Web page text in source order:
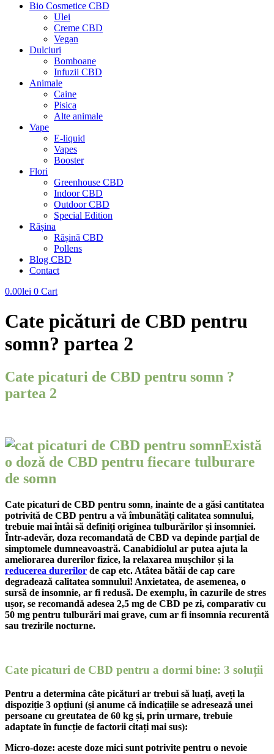
Bio Cosmetice CBD
Ulei
Creme CBD
Vegan
Dulciuri
Bomboane
Infuzii CBD
Animale
Caine
Pisica
Alte animale
Vape
E-liquid
Vapes
Booster
Flori
Greenhouse CBD
Indoor CBD
Outdoor CBD
Special Edition
Rășina
Rășină CBD
Pollens
Blog CBD
Contact
0.00lei 0 Cart
Cate picături de CBD pentru
somn? partea 2
Cate picaturi de CBD pentru somn ?
partea 2
Există
o doză de CBD pentru fiecare tulburare
de somn
Cate picaturi de CBD pentru somn, inainte de a găsi cantitatea
potrivită de CBD pentru a vă îmbunătăți calitatea somnului,
trebuie mai întâi să definiți originea tulburărilor și insomniei.
Într-adevăr, doza recomandată de CBD va depinde parțial de
simptomele dumneavoastră. Canabidiolul ar putea ajuta la
ameliorarea durerilor fizice, la relaxarea mușchilor și la
reducerea durerilor de cap etc. Atâtea bătăi de cap care
degradează calitatea somnului! Anxietatea, de asemenea, o
sursă de insomnie, ar fi redusă. De exemplu, în cazurile de stres
ușor, se recomandă adesea 2,5 mg de CBD pe zi, comparativ cu
50 mg pentru tulburări mai grave, cum ar fi insomnia recurentă
sau trezirile nocturne.
Cate picaturi de CBD pentru a dormi bine: 3 soluții
Pentru a determina câte picături ar trebui să luați, aveți la
dispoziție 3 opțiuni (și anume că indicațiile se adresează unei
persoane cu greutatea de 60 kg și, prin urmare, trebuie
adaptate în funcție de factorii citați mai sus):
Micro-doze: aceste doze mici sunt potrivite pentru o nevoie